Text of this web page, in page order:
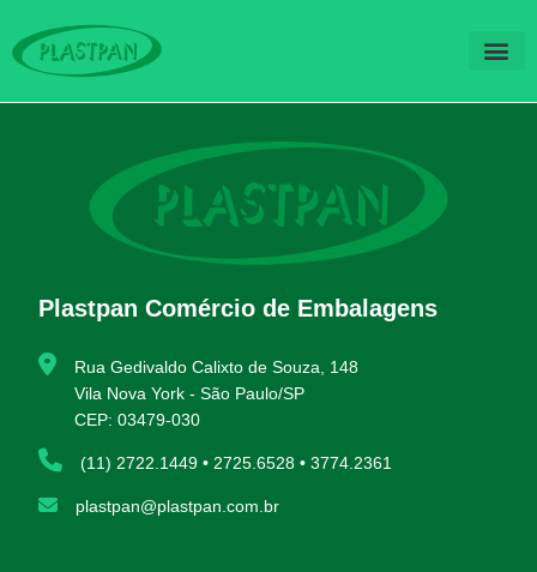
Plastpan Comércio de Embalagens
Rua Gedivaldo Calixto de Souza, 148
Vila Nova York - São Paulo/SP
CEP: 03479-030
(11) 2722.1449 • 2725.6528 • 3774.2361
plastpan@plastpan.com.br